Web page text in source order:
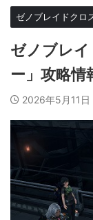
ゼノブレイドクロ
ゼノブレ
ー」攻略情
2026年5月11日